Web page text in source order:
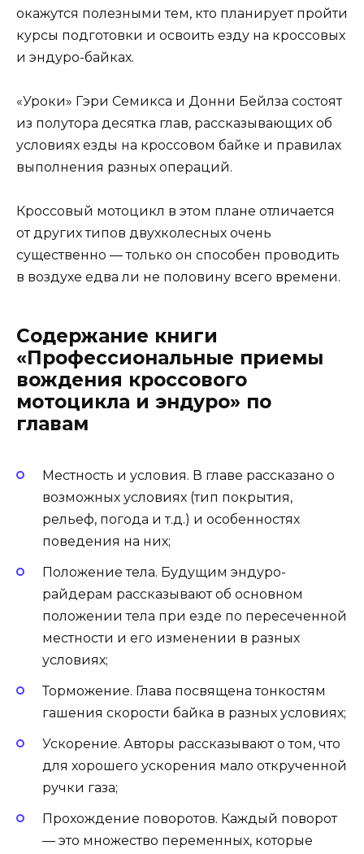
окажутся полезными тем, кто планирует пройти
курсы подготовки и освоить езду на кроссовых
и эндуро-байках.
«Уроки» Гэри Семикса и Донни Бейлза состоят
из полутора десятка глав, рассказывающих об
условиях езды на кроссовом байке и правилах
выполнения разных операций.
Кроссовый мотоцикл в этом плане отличается
от других типов двухколесных очень
существенно — только он способен проводить
в воздухе едва ли не половину всего времени.
Содержание книги
«Профессиональные приемы
вождения кроссового
мотоцикла и эндуро» по
главам
Местность и условия. В главе рассказано о
возможных условиях (тип покрытия,
рельеф, погода и т.д.) и особенностях
поведения на них;
Положение тела. Будущим эндуро-
райдерам рассказывают об основном
положении тела при езде по пересеченной
местности и его изменении в разных
условиях;
Торможение. Глава посвящена тонкостям
гашения скорости байка в разных условиях;
Ускорение. Авторы рассказывают о том, что
для хорошего ускорения мало открученной
ручки газа;
Прохождение поворотов. Каждый поворот
— это множество переменных, которые